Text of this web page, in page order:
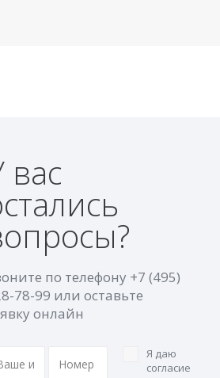
вас
по телефону +7 (495)
78-99 или оставьте
онлайн
Я даю
согласие